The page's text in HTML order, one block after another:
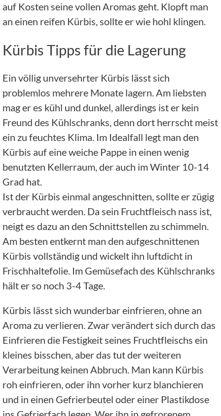
auf Kosten seine vollen Aromas geht. Klopft man
an einen reifen Kürbis, sollte er wie hohl klingen.
Kürbis Tipps für die Lagerung
Ein völlig unversehrter Kürbis lässt sich
problemlos mehrere Monate lagern. Am liebsten
mag er es kühl und dunkel, allerdings ist er kein
Freund des Kühlschranks, denn dort herrscht meist
ein zu feuchtes Klima. Im Idealfall legt man den
Kürbis auf eine weiche Pappe in einen wenig
benutzten Kellerraum, der auch im Winter 10-14
Grad hat.
Ist der Kürbis einmal angeschnitten, sollte er zügig
verbraucht werden. Da sein Fruchtfleisch nass ist,
neigt es dazu an den Schnittstellen zu schimmeln.
Am besten entkernt man den aufgeschnittenen
Kürbis vollständig und wickelt ihn luftdicht in
Frischhaltefolie. Im Gemüsefach des Kühlschranks
hält er so noch 3-4 Tage.
Kürbis lässt sich wunderbar einfrieren, ohne an
Aroma zu verlieren. Zwar verändert sich durch das
Einfrieren die Festigkeit seines Fruchtfleischs ein
kleines bisschen, aber das tut der weiteren
Verarbeitung keinen Abbruch. Man kann Kürbis
roh einfrieren, oder ihn vorher kurz blanchieren
und in einen Gefrierbeutel oder einer Plastikdose